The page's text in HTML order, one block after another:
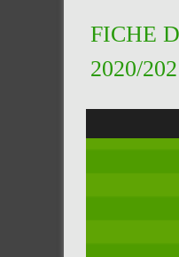
FICHE
2020/